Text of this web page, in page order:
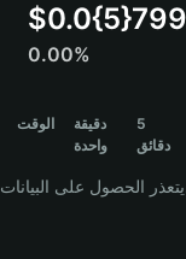
Português
Bahasa Indonesia
বাংলা
Português (Brasil)
$
0.00%
الوقت
دقيقة
واحدة
5
دقائق